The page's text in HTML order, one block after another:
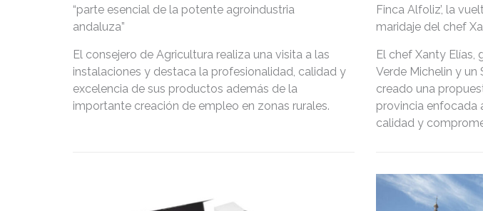
“parte esencial de la potente agroindustria
andaluza”
El consejero de Agricultura realiza una visita a las
instalaciones y destaca la profesionalidad, calidad y
excelencia de sus productos además de la
importante creación de empleo en zonas rurales.
Finca Alfoliz’, la
maridaje del chef
El chef Xanty Elías,
Verde Michelin y un
creado una
provincia enfocada
calidad y